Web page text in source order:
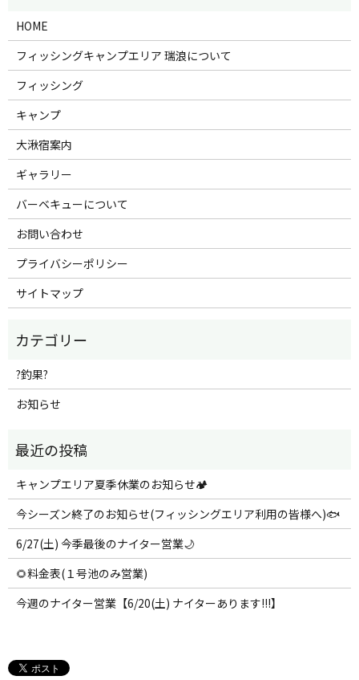
HOME
フィッシングキャンプエリア 瑞浪について
フィッシング
キャンプ
大湫宿案内
ギャラリー
バーベキューについて
お問い合わせ
プライバシーポリシー
サイトマップ
?釣果?
お知らせ
キャンプエリア夏季休業のお知らせ🏕️
今シーズン終了のお知らせ(フィッシングエリア利用の皆様へ)🐟
6/27(土) 今季最後のナイター営業🌙
🌻料金表(１号池のみ営業)
今週のナイター営業【6/20(土) ナイターあります!!!】